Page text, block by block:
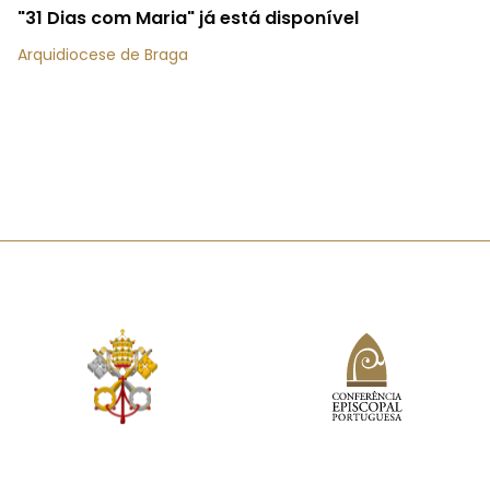
"31 Dias com Maria" já está disponível
Arquidiocese de Braga